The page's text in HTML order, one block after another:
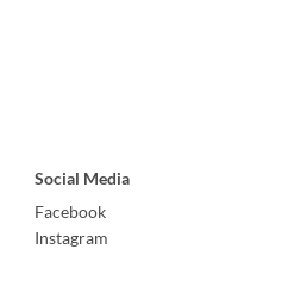
Social Media
Facebook
Instagram